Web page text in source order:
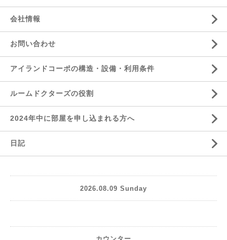
会社情報
お問い合わせ
アイランドコーポの構造・設備・利用条件
ルームドクターズの役割
2024年中に部屋を申し込まれる方へ
日記
2026.08.09 Sunday